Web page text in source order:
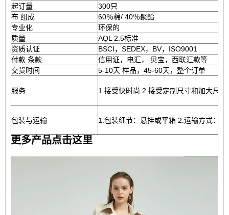
起订量
300只
布 组成
60％棉/ 40％聚酯
专业化
环保的
质量
AQL 2.5标准
资质认证
BSCI，SEDEX，BV，ISO9001
付款 条款
信用证，电汇， 贝宝，西联汇款等
交货时间
5-10天 样品，45-60天，整个订单
服务 1.接受快时尚 2.接受定制尺寸和加大尺
包装与运输 1.包装细节：悬挂或平箱 2.运输方式：
更多产品点击这里